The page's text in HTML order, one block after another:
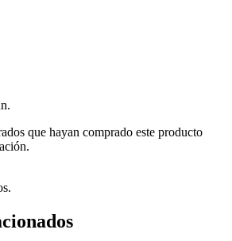
que hayan comprado este producto